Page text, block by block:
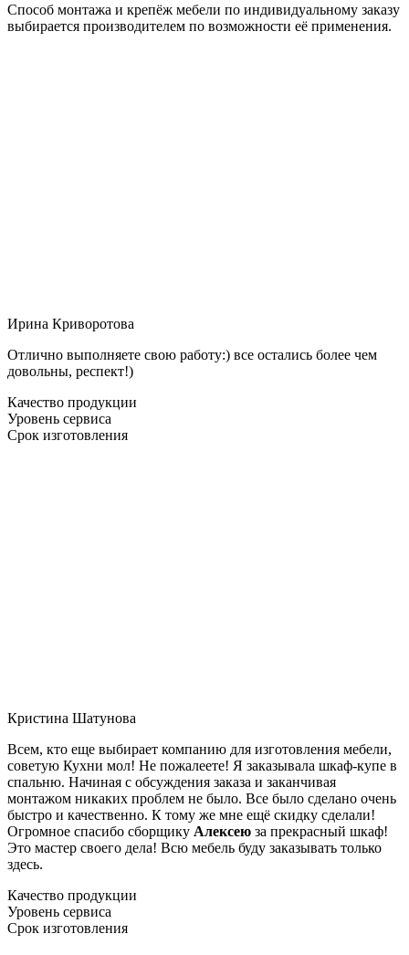
Способ монтажа и крепёж мебели по индивидуальному заказу
выбирается производителем по возможности её применения.
Ирина Криворотова
Отлично выполняете свою работу:) все остались более чем
довольны, респект!)
Качество продукции
Уровень сервиса
Срок изготовления
Кристина Шатунова
Всем, кто еще выбирает компанию для изготовления мебели,
советую Кухни мол! Не пожалеете! Я заказывала шкаф-купе в
спальню. Начиная с обсуждения заказа и заканчивая
монтажом никаких проблем не было. Все было сделано очень
быстро и качественно. К тому же мне ещё скидку сделали!
Огромное спасибо сборщику Алексею за прекрасный шкаф!
Это мастер своего дела! Всю мебель буду заказывать только
здесь.
Качество продукции
Уровень сервиса
Срок изготовления